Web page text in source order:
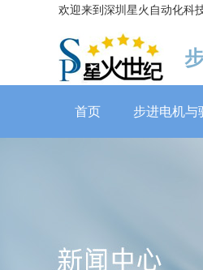
欢迎来到深圳星火自动化科
首页 步进电机与